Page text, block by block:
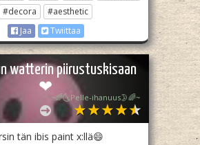
#decora
#aesthetic
Jaa
Twiittaa
watterin piirustuskisaan
❤
~🌈🌜Pelle-ihanuus🌛🌈~
tän ibis paint x:llä😄